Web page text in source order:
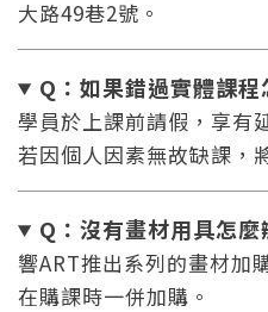
您將收到一封Email，
系統偵測到您的帳
點擊下方「確定」將前
大路49巷2號。
Q：如果錯過實體課程
學員於上課前請假，享有
若因個人因素無故缺課，
Q：沒有畫材用具怎麼
響ART推出系列的畫材加
在購課時一併加購。